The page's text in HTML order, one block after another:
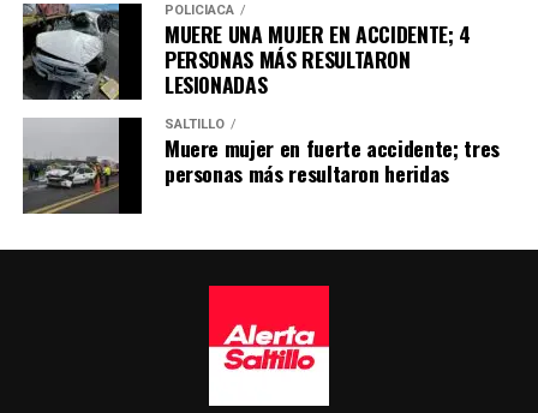
POLICÍACA
MUERE UNA MUJER EN ACCIDENTE; 4
PERSONAS MÁS RESULTARON
LESIONADAS
SALTILLO
Muere mujer en fuerte accidente; tres
personas más resultaron heridas